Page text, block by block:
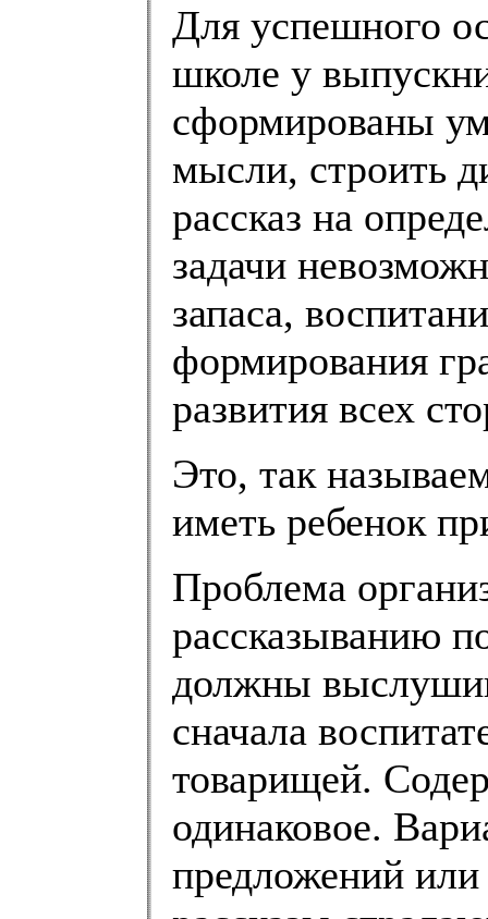
Для успешного
школе у
сформированы
мысли, строить
рассказ на
задачи
запаса,
формирования
развития всех
Это, так
иметь ребенок
Проблема
рассказыванию
должны
сначала
товарищей.
одинаковое.
предложений или